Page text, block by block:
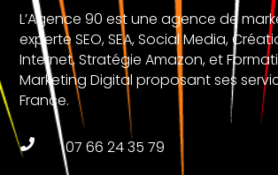
L’Agence 90 est une agence de
experte SEO, SEA, Social Media,
Internet, Stratégie Amazon, et
Marketing Digital proposant ses
France.
 07 66 24 35 79